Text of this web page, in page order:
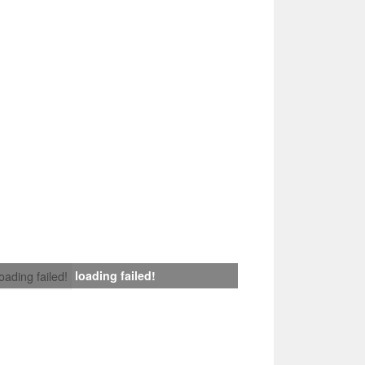
failed! loading failed!